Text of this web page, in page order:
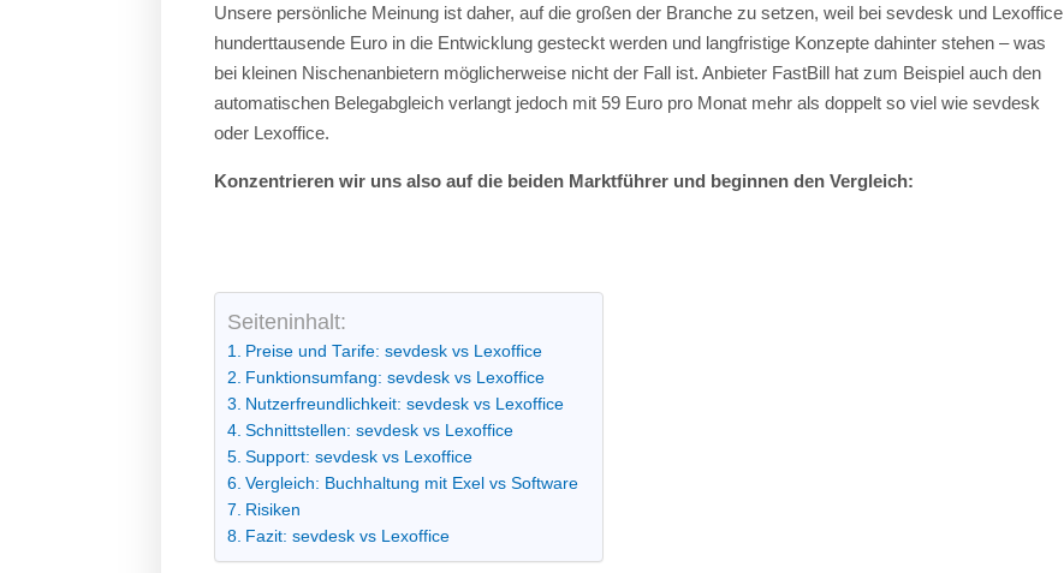
Unsere persönliche Meinung ist daher, auf die großen der Branche zu setzen, weil bei sevdesk und Lexoffice
hunderttausende Euro in die Entwicklung gesteckt werden und langfristige Konzepte dahinter stehen – was
bei kleinen Nischenanbietern möglicherweise nicht der Fall ist. Anbieter FastBill hat zum Beispiel auch den
automatischen Belegabgleich verlangt jedoch mit 59 Euro pro Monat mehr als doppelt so viel wie sevdesk
oder Lexoffice.
Konzentrieren wir uns also auf die beiden Marktführer und beginnen den Vergleich:
Seiteninhalt:
Preise und Tarife: sevdesk vs Lexoffice
Funktionsumfang: sevdesk vs Lexoffice
Nutzerfreundlichkeit: sevdesk vs Lexoffice
Schnittstellen: sevdesk vs Lexoffice
Support: sevdesk vs Lexoffice
Vergleich: Buchhaltung mit Exel vs Software
Risiken
Fazit: sevdesk vs Lexoffice